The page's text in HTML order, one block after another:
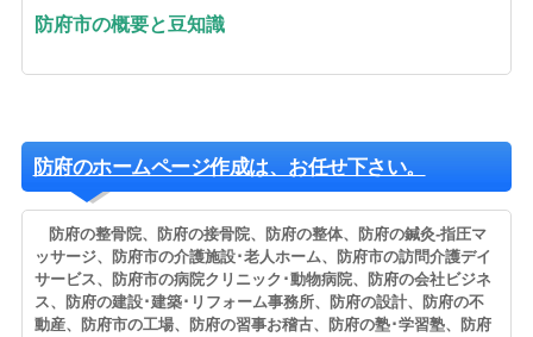
防府市の概要と豆知識
防府のホームページ作成は、お任せ下さい。
防府の整骨院、防府の接骨院、防府の整体、防府の鍼灸-指圧マ
ッサージ、防府市の介護施設･老人ホーム、防府市の訪問介護デイ
サービス、防府市の病院クリニック･動物病院、防府の会社ビジネ
ス、防府の建設･建築･リフォーム事務所、防府の設計、防府の不
動産、防府市の工場、防府の習事お稽古、防府の塾･学習塾、防府